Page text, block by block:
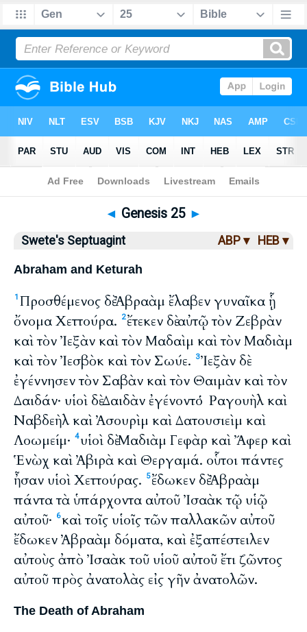
Bible>LXX> Genesis 25
◄ Genesis 25 ►
Swete's Septuagint ABP ▾ HEB ▾
Abraham and Keturah
1 Προσθέμενος δὲ Ἀβραὰμ ἔλαβεν γυναῖκα ᾗ
ὄνομα Χεττούρα.
2 ἔτεκεν δὲ αὐτῷ τὸν Ζεβρὰν
καὶ τὸν Ἰεξὰν καὶ τὸν Μαδαὶμ καὶ τὸν Μαδιὰμ
καὶ τὸν Ἰεσβὸκ καὶ τὸν Σωύε.
3Ἰεξὰν δὲ
ἐγέννησεν τὸν Σαβὰν καὶ τὸν Θαιμὰν καὶ τὸν
Δαιδάν· υἱοὶ δὲ Δαιδὰν ἐγένοντο Ῥαγουὴλ καὶ
Ναβδεὴλ καὶ Ἀσουρὶμ καὶ Δατουσιεὶμ καὶ
Λοωμείμ· 4 υἱοὶ δὲ Μαδιὰμ Γεφὰρ καὶ Ἄφερ καὶ
Ἑνὼχ καὶ Ἀβιρὰ καὶ Θεργαμά. οὗτοι πάντες
ἦσαν υἱοὶ Χεττούρας.
5 ἔδωκεν δὲ Ἀβραὰμ
πάντα τὰ ὑπάρχοντα αὐτοῦ Ἰσαὰκ τῷ υἱῷ
αὐτοῦ·
6καὶ τοῖς υἱοῖς τῶν παλλακῶν αὐτοῦ
ἔδωκεν Ἀβραὰμ δόματα, καὶ ἐξαπέστειλεν
αὐτοὺς ἀπὸ Ἰσαὰκ τοῦ υἱοῦ αὐτοῦ ἔτι ζῶντος
αὐτοῦ πρὸς ἀνατολὰς εἰς γῆν ἀνατολῶν.
The Death of Abraham